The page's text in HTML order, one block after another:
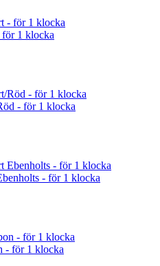
1 klocka
- för 1 klocka
- för 1 klocka
- för 1 klocka